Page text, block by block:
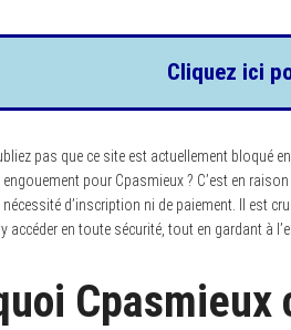
Cliquez ici
pas que ce site est actuellement bloqué
pour Cpasmieux ? C’est en
d’inscription ni de paiement. Il est
en toute sécurité, tout en gardant à